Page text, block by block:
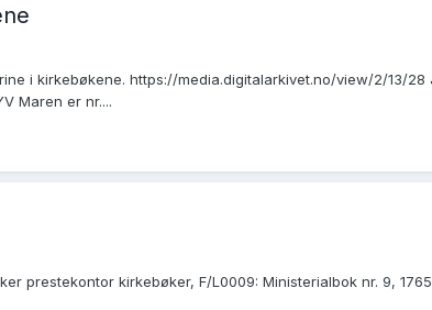
i kirkebøkene. https://media.digitalarkivet.no/view/2/13/
Maren er nr....
prestekontor kirkebøker, F/L0009: Ministerialbok nr. 9,